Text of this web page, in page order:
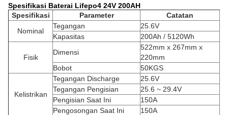
Spesifikasi Baterai Lifepo4 24V 200AH
Spesifikasi
Parameter
Catatan
Nominal
Tegangan
25.6V
Kapasitas
200Ah / 5120Wh
Fisik
Dimensi
522mm x 267mm x
220mm
Bobot
50KGS
Kelistrikan
Tegangan Discharge
25.6V
Tegangan Pengisian
25.6 ~ 29.4V
Pengisian Saat Ini
150A
Pengosongan Saat Ini
150A